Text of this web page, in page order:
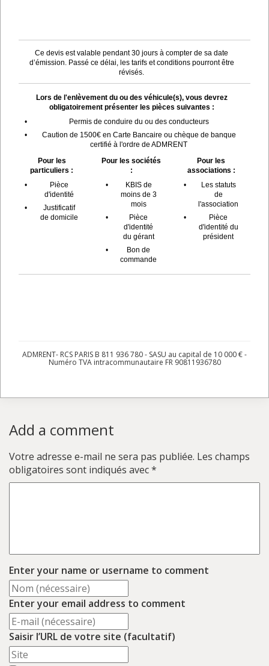
Ce devis est valable pendant 30 jours à compter de sa date
d’émission. Passé ce délai, les tarifs et conditions pourront être
révisés.
Lors de l'enlèvement du ou des véhicule(s), vous devrez
obligatoirement présenter les pièces suivantes :
•
Permis de conduire du ou des conducteurs
•
Caution de 1500€ en Carte Bancaire ou chèque de banque
certifié à l'ordre de ADMRENT
Pour les
particuliers :
•
Pièce
d'identité
•
Justificatif
de domicile
Pour les sociétés
:
•
KBIS de
moins de 3
mois
•
Pièce
d'identité
du gérant
•
Bon de
commande
Pour les
associations :
•
Les statuts
de
l'association
•
Pièce
d'identité du
président
ADMRENT- RCS PARIS B 811 936 780 - SASU au capital de 10 000 € -
Numéro TVA intracommunautaire FR 90811936780
Add a comment
Votre adresse e-mail ne sera pas publiée. Les champs
obligatoires sont indiqués avec*
Enter your name or username to comment
Enter your email address to comment
Saisir l’URL de votre site (facultatif)